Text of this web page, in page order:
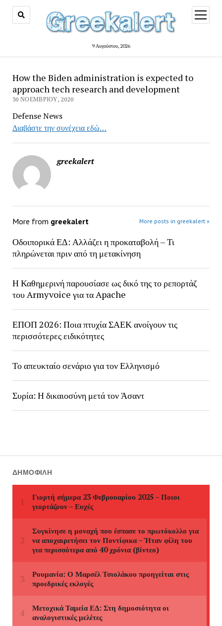
9 Αυγούστου, 2026
open
menu
How the Biden administration is expected to
approach tech research and development
30 ΝΟΕΜΒΡΊΟΥ, 2020
Defense News
Διαβάστε την συνέχεια εδώ…
greekalert
More from greekalert More posts in greekalert »
Οδοιπορικά ΕΔ: Αλλάζει η προκαταβολή – Τι
πληρώνεται πριν από τη μετακίνηση
Η Καθημερινή παρουσίασε ως δικό της το ρεπορτάζ
του Armyvoice για τα Apache
ΕΠΟΠ 2026: Ποια πτυχία ΣΑΕΚ ανοίγουν τις
περισσότερες ειδικότητες
Το απευκταίο σενάριο για τον Ελληνισμό
Συρία: Η δικαιοσύνη μετά τον Άσαντ
ΔΗΜΟΦΙΛΉ